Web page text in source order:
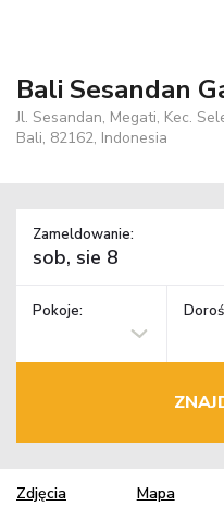
Bali Sesandan
Jl. Sesandan, Megati, Kec.
Bali, 82162, Indonesia
Zameldowanie:
Pokoje:
Zdjęcia Mapa